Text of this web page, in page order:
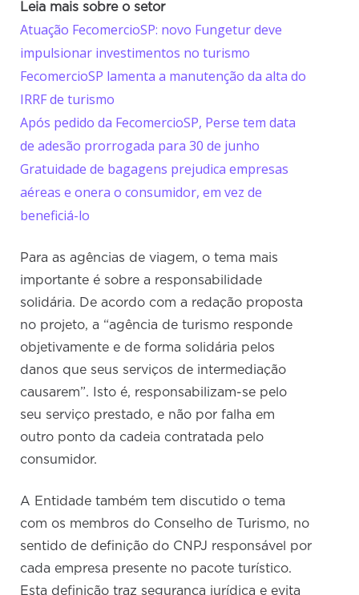
Leia mais sobre o setor
Atuação FecomercioSP: novo Fungetur deve
impulsionar investimentos no turismo
FecomercioSP lamenta a manutenção da alta do
IRRF de turismo
Após pedido da FecomercioSP, Perse tem data
de adesão prorrogada para 30 de junho
Gratuidade de bagagens prejudica empresas
aéreas e onera o consumidor, em vez de
beneficiá-lo
Para as agências de viagem, o tema mais
importante é sobre a responsabilidade
solidária. De acordo com a redação proposta
no projeto, a “agência de turismo responde
objetivamente e de forma solidária pelos
danos que seus serviços de intermediação
causarem”. Isto é, responsabilizam-se pelo
seu serviço prestado, e não por falha em
outro ponto da cadeia contratada pelo
consumidor.
A Entidade também tem discutido o tema
com os membros do Conselho de Turismo, no
sentido de definição do CNPJ responsável por
cada empresa presente no pacote turístico.
Esta definição traz segurança jurídica e evita